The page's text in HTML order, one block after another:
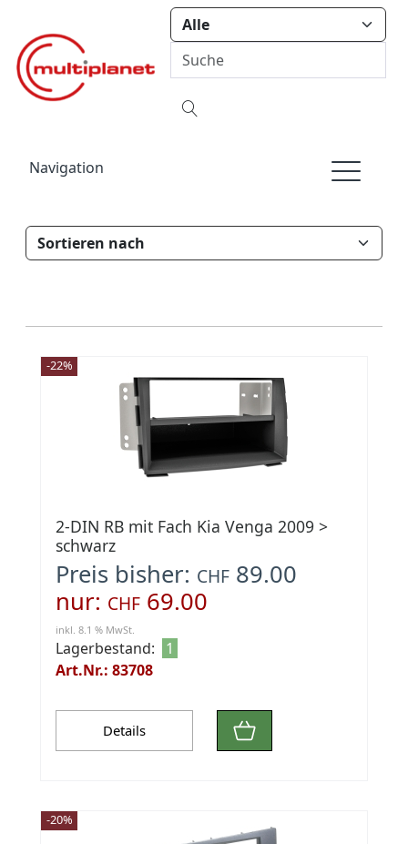
Navigation
-22%
2-DIN RB mit Fach Kia Venga 2009 >
schwarz
Preis bisher: CHF 89.00
nur: CHF 69.00
inkl. 8.1 % MwSt.
Lagerbestand:
1
Art.Nr.: 83708
Details
-20%